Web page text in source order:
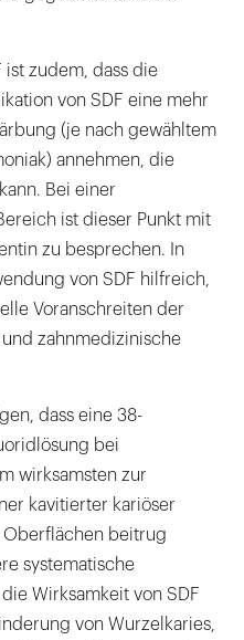
zudem, dass die
von SDF eine mehr
(je nach gewähltem
annehmen, die
Bei einer
ist dieser Punkt mit
zu besprechen. In
von SDF hilfreich,
Voranschreiten der
und zahnmedizinische
dass eine 38-
bei
wirksamsten zur
kavitierter kariöser
Oberflächen beitrug
systematische
Wirksamkeit von SDF
von Wurzelkaries,